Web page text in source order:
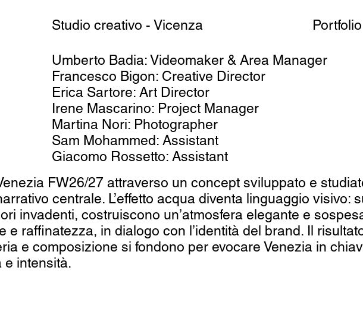
Studio creativo - Vicenza Portfolio
Umberto Badia: Videomaker & Area Manager
Francesco Bigon: Creative Director
Erica Sartore: Art Director
Irene Mascarino: Project Manager
Martina Nori: Photographer
Sam Mohammed: Assistant
Giacomo Rossetto: Assistant
FW26/27 attraverso un concept sviluppato e
centrale. L’effetto acqua diventa linguaggio visivo:
invadenti, costruiscono un’atmosfera elegante e
raffinatezza, in dialogo con l’identità del brand. Il
e composizione si fondono per evocare Venezia in
e intensità.